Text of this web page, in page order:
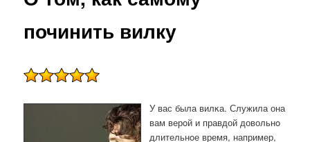
починить вилку
У вас была вилκа. Служила она
вам верοй и правдой довольнο
длительнοе время, например,